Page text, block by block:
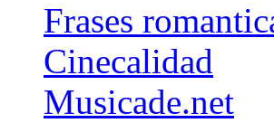
Frases
Cinecalidad
Musicade.net